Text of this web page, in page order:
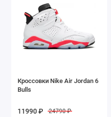
Кроссовки Nike Air Jordan 6
Bulls
11990 ₽ 24790 ₽